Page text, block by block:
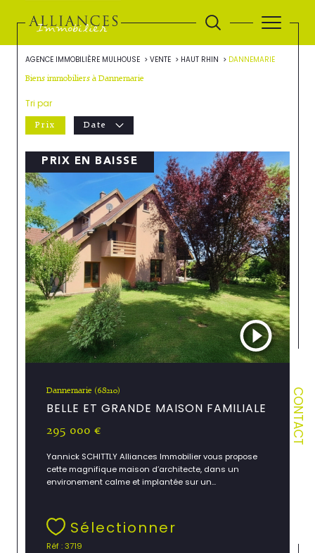
CONTACT
AGENCE IMMOBILIÈRE MULHOUSE VENTE HAUT RHIN DANNEMARIE
Biens immobiliers à Dannemarie
Tri par
Prix Date
Dannemarie (68210)
BELLE ET GRANDE MAISON FAMILIALE
295 000 €
Yannick SCHITTLY Alliances Immobilier vous propose
cette magnifique maison d’architecte, dans un
environement calme et implantée sur un...
Sélectionner
Réf : 3719
PRIX EN BAISSE